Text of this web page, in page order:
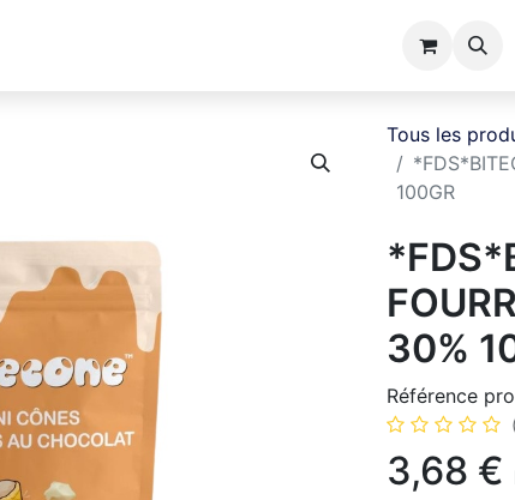
A Propos
Tous les
100GR
30%
Référence
3,68 €